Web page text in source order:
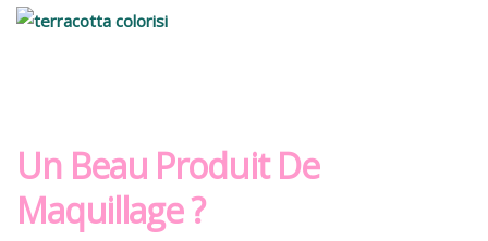
Un Beau Produit De
Maquillage ?